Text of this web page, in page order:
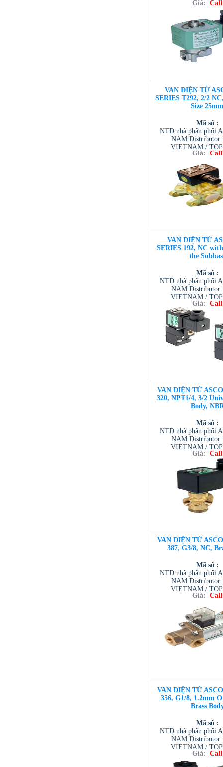
VIETNAM /
/ TESCOM
Giá: Call
VAN ĐIỆN TỪ
SERIES T292, 2/2
Size 25mm
Mã số :
NTD nhà phân phối
NAM Distributor
VIETNAM /
VIETNAM /
/ TESCOM
Giá: Call
VAN ĐIỆN TỪ
SERIES 192, NC
the
Mã số :
NTD nhà phân phối
NAM Distributor
VIETNAM /
VIETNAM /
/ TESCOM
Giá: Call
VAN ĐIỆN TỪ ASCO
320, NPT1/4, 3/2
Body,
Mã số :
NTD nhà phân phối
NAM Distributor
VIETNAM /
VIETNAM /
/ TESCOM
Giá: Call
VAN ĐIỆN TỪ ASCO
387, G3/8, NC,
Mã số :
NTD nhà phân phối
NAM Distributor
VIETNAM /
VIETNAM /Giá: Call
VAN ĐIỆN TỪ ASCO
356, G1/8, 1.2mm
Brass
Mã số :
NTD nhà phân phối
NAM Distributor
VIETNAM /
VIETNAM /
/ TESCOM
Giá: Call